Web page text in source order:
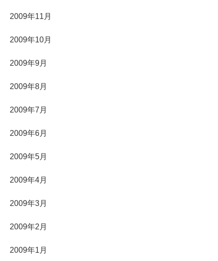
2009年11月
2009年10月
2009年9月
2009年8月
2009年7月
2009年6月
2009年5月
2009年4月
2009年3月
2009年2月
2009年1月